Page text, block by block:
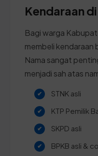
Kendaraan
Bagi warga
membeli kendaraan
Nama sangat
menjadi sah atas
STNK asli
KTP Pemilik
SKPD asli
BPKB asli &